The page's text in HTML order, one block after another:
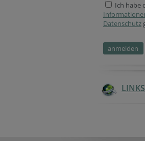
Ich habe
Datenschutz
LINKS